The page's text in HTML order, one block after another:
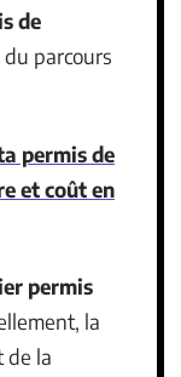
de
parcours
permis de
et coût en
permis
la
de la